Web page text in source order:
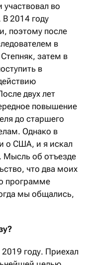
во
В 2014 году
поэтому после
в
затем в
в
двух лет
повышение
до старшего
Однако в
о США, и я искал
Мысль об отъезде
что два моих
программе
мы общались,
году. Приехал